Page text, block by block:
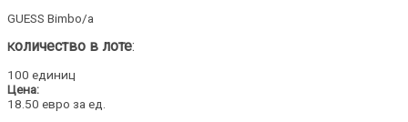
GUESS Bimbo/a
Количество в лоте:
100 единиц
Цена:
18.50 евро за ед.